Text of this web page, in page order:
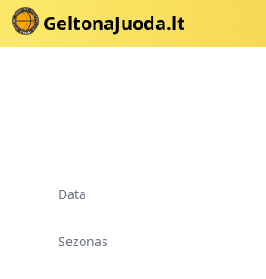
GeltonaJuoda.lt
Data
Sezonas